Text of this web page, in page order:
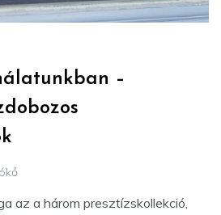
–
az a három presztízskollekció,